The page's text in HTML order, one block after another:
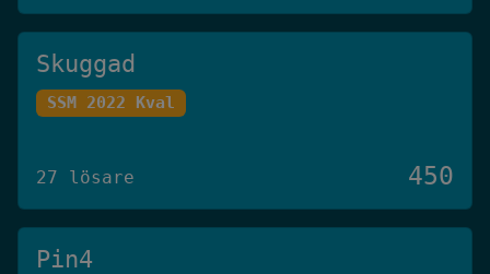
Skuggad
SSM 2022 Kval
27 lösare 450
Pin4